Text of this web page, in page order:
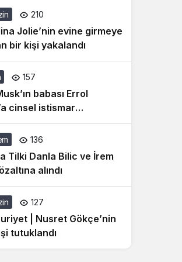
yanıt verdi
210
Jolie’nin evine girmeye
bir kişi yakalandı
157
babası Errol
cinsel istismar
136
Tilki Danla Bilic ve İrem
alındı
127
| Nusret Gökçe’nin
tutuklandı